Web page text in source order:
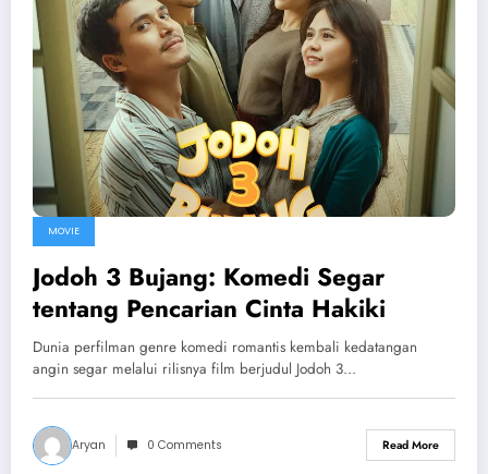
MOVIE
Jodoh 3 Bujang: Komedi Segar
tentang Pencarian Cinta Hakiki
Dunia perfilman genre komedi romantis kembali kedatangan
angin segar melalui rilisnya film berjudul Jodoh 3…
Aryan 0 Comments Read More